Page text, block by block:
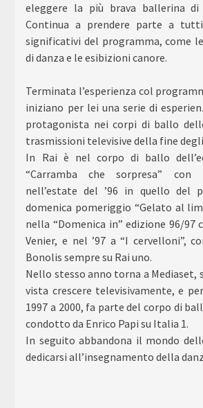
eleggere la più brava ballerina di
Continua a prendere parte a
significativi del programma, come
di danza e le esibizioni canore.
Terminata l’esperienza col
iniziano per lei una serie di
protagonista nei corpi di ballo
trasmissioni televisive della fine
In Rai è nel corpo di ballo
“Carramba che sorpresa” con
nell’estate del ’96 in quello del
domenica pomeriggio “Gelato al
nella “Domenica in” edizione 96/97
Venier, e nel ’97 a “I cervelloni”,
Bonolis sempre su Rai uno.
Nello stesso anno torna a Mediaset,
vista crescere televisivamente, e
1997 a 2000, fa parte del corpo di
condotto da Enrico Papi su Italia 1.
In seguito abbandona il mondo
dedicarsi all’insegnamento della